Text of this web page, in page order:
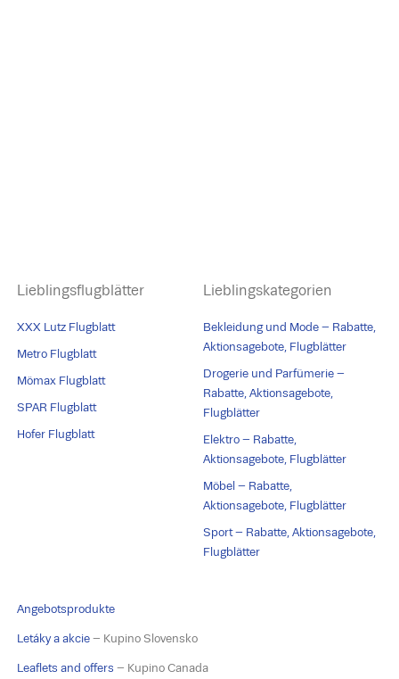
Lieblingsflugblätter
XXX Lutz Flugblatt
Metro Flugblatt
Mömax Flugblatt
SPAR Flugblatt
Hofer Flugblatt
Lieblingskategorien
Bekleidung und Mode – Rabatte,
Aktionsagebote, Flugblätter
Drogerie und Parfümerie –
Rabatte, Aktionsagebote,
Flugblätter
Elektro – Rabatte,
Aktionsagebote, Flugblätter
Möbel – Rabatte,
Aktionsagebote, Flugblätter
Sport – Rabatte, Aktionsagebote,
Flugblätter
Angebotsprodukte
Letáky a akcie – Kupino Slovensko
Leaflets and offers – Kupino Canada